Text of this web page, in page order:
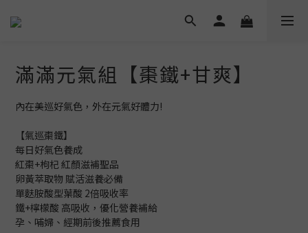
滿滿元氣組【棗鐵+甘爽】
內在美巡好氣色，外在元氣好體力!
【氣巡棗鐵】
每日好氣色養成
紅棗+枸杞 紅顏滋補聖品
卵黃萃取物 賦活滋養必備
單麩胺酸型葉酸 2倍吸收率
鐵+檸檬酸 高吸收，優化營養補給
孕、哺婦、經期前後推薦食用